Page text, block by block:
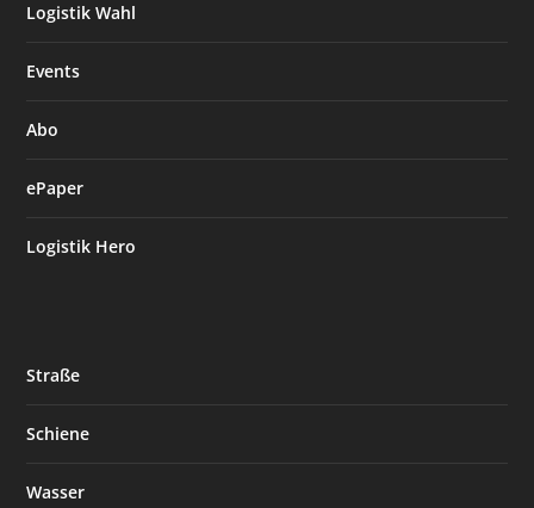
Logistik Wahl
Events
Abo
ePaper
Logistik Hero
Straße
Schiene
Wasser